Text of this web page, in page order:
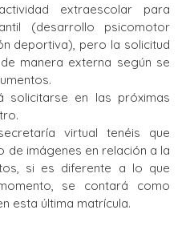
extraescolar para
(desarrollo psicomotor
deportiva), pero la solicitud
manera externa según se
solicitarse en las próximas
virtual tenéis que
de imágenes en relación a la
si es diferente a lo que
se contará como
esta última matrícula.